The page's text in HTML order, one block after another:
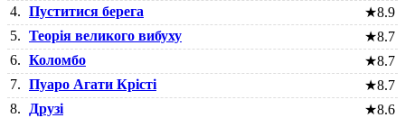
4. Пуститися берега ★8.9
5. Теорія великого вибуху ★8.7
6. Коломбо ★8.7
7. Пуаро Агати Крісті ★8.7
8.
Друзі ★8.6